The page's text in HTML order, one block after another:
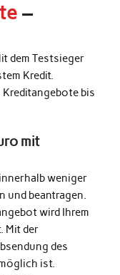
–
dem Testsieger
Kredit.
bis
mit
weniger
und beantragen.
wird Ihrem
Mit der
des
ist.